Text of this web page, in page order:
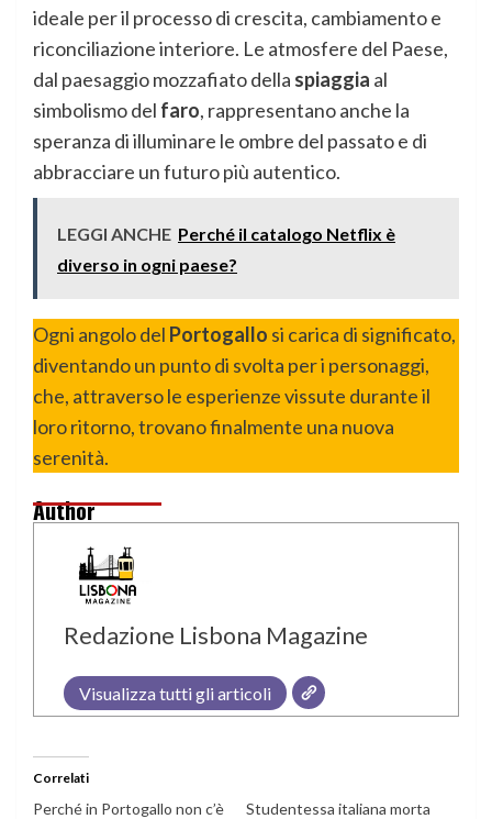
ideale per il processo di crescita, cambiamento e
riconciliazione interiore. Le atmosfere del Paese,
dal paesaggio mozzafiato della spiaggia al
simbolismo del faro, rappresentano anche la
speranza di illuminare le ombre del passato e di
abbracciare un futuro più autentico.
LEGGI ANCHE Perché il catalogo Netflix è
diverso in ogni paese?
Ogni angolo del Portogallo si carica di significato,
diventando un punto di svolta per i personaggi,
che, attraverso le esperienze vissute durante il
loro ritorno, trovano finalmente una nuova
serenità.
Author
Redazione Lisbona Magazine
Visualizza tutti gli articoli
Correlati
Perché in Portogallo non c’è
Studentessa italiana morta